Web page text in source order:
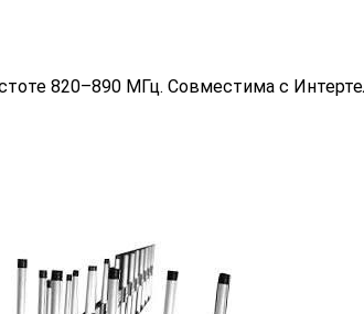
820–890 МГц. Совместима с